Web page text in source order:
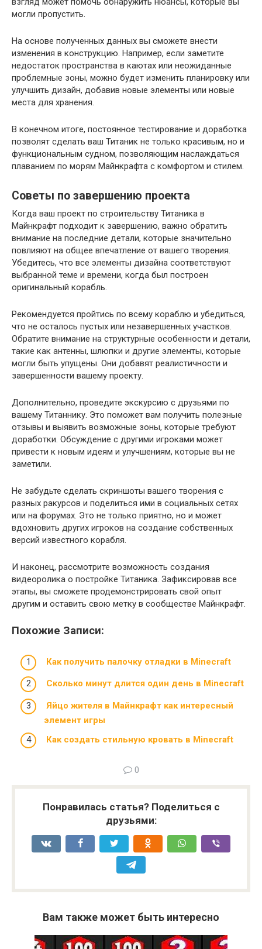
могли пропустить.
На основе полученных данных вы сможете внести
изменения в конструкцию. Например, если заметите
недостаток пространства в каютах или неожиданные
проблемные зоны, можно будет изменить планировку или
улучшить дизайн, добавив новые элементы или новые
места для хранения.
В конечном итоге, постоянное тестирование и доработка
позволят сделать ваш Титаник не только красивым, но и
функциональным судном, позволяющим наслаждаться
плаванием по морям Майнкрафта с комфортом и стилем.
Советы по завершению проекта
Когда ваш проект по строительству Титаника в
Майнкрафт подходит к завершению, важно обратить
внимание на последние детали, которые значительно
повлияют на общее впечатление от вашего творения.
Убедитесь, что все элементы дизайна соответствуют
выбранной теме и времени, когда был построен
оригинальный корабль.
Рекомендуется пройтись по всему кораблю и убедиться,
что не осталось пустых или незавершенных участков.
Обратите внимание на структурные особенности и детали,
такие как антенны, шлюпки и другие элементы, которые
могли быть упущены. Они добавят реалистичности и
завершенности вашему проекту.
Дополнительно, проведите экскурсию с друзьями по
вашему Титаннику. Это поможет вам получить полезные
отзывы и выявить возможные зоны, которые требуют
доработки. Обсуждение с другими игроками может
привести к новым идеям и улучшениям, которые вы не
заметили.
Не забудьте сделать скриншоты вашего творения с
разных ракурсов и поделиться ими в социальных сетях
или на форумах. Это не только приятно, но и может
вдохновить других игроков на создание собственных
версий известного корабля.
И наконец, рассмотрите возможность создания
видеоролика о постройке Титаника. Зафиксировав все
этапы, вы сможете продемонстрировать свой опыт
другим и оставить свою метку в сообществе Майнкрафт.
Похожие Записи:
Как получить палочку отладки в Minecraft
Сколько минут длится один день в Minecraft
Яйцо жителя в Майнкрафт как интересный
элемент игры
Как создать стильную кровать в Minecraft
0
Понравилась статья? Поделиться с
друзьями:
Вам также может быть интересно